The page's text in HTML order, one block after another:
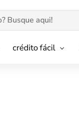
crédito fácil